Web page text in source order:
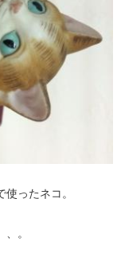
ったネコ。
。